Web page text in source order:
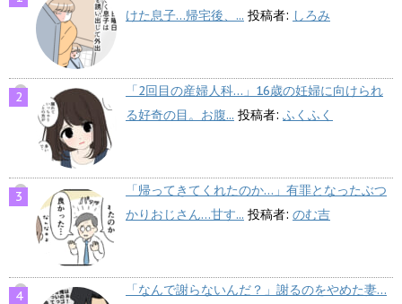
けた息子…帰宅後、... 投稿者: しろみ
「2回目の産婦人科…」16歳の妊婦に向けられ
る好奇の目。お腹... 投稿者: ふくふく
「帰ってきてくれたのか…」有罪となったぶつ
かりおじさん…甘す... 投稿者: のむ吉
「なんで謝らないんだ？」謝るのをやめた妻…